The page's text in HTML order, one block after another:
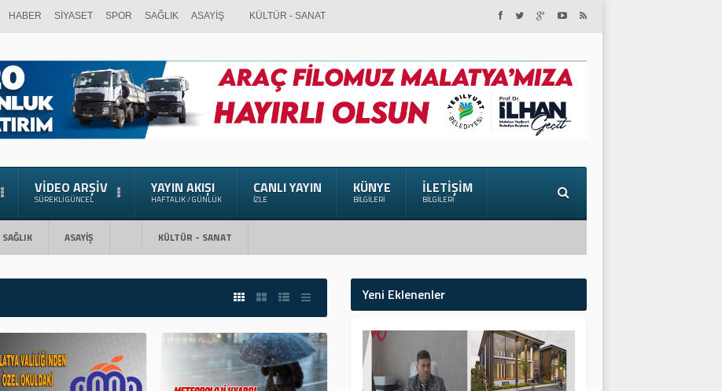
HABER SİYASET SPOR SAĞLIK ASAYİŞ KÜLTÜR - SANAT
VIDEO ARŞIV
SÜREKLI GÜNCEL
YAYIN AKIŞI
HAFTALIK / GÜNLÜK
CANLI YAYIN
İZLE
KÜNYE
BILGILERI
İLETIŞIM
BILGILERI
SAĞLIK ASAYİŞ KÜLTÜR - SANAT
Yeni Eklenenler